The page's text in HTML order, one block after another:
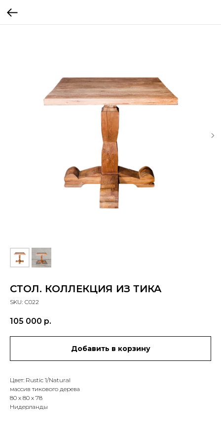
СТОЛ. КОЛЛЕКЦИЯ ИЗ ТИКА
SKU: С022
105 000 р.
Добавить в корзину
Цвет: Rustic 1/Natural
массив тикового дерева
80 х 80 х 78
Нидерланды